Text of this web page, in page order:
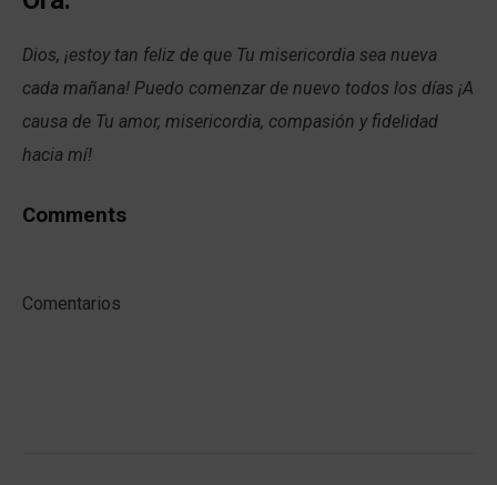
Dios, ¡estoy tan feliz de que Tu misericordia sea nueva
cada mañana! Puedo comenzar de nuevo todos los días ¡A
causa de Tu amor, misericordia, compasión y fidelidad
hacia mí!
Comments
Comentarios